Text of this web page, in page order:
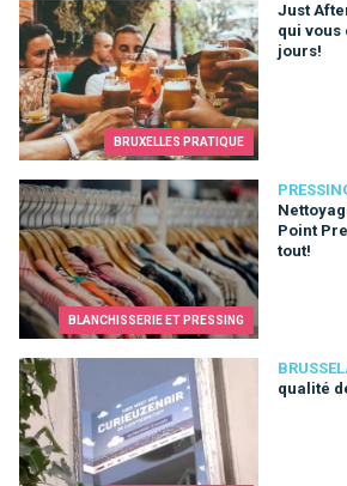
BRUXELLES PRATIQUE
Just
qui vous
jours!
Just After Work : l'application qui
BLANCHISSERIE ET PRESSING
Point
tout!
Nettoyage à sec ou... allô? Point
qualité
Bruxelles et la qualité de l'air :